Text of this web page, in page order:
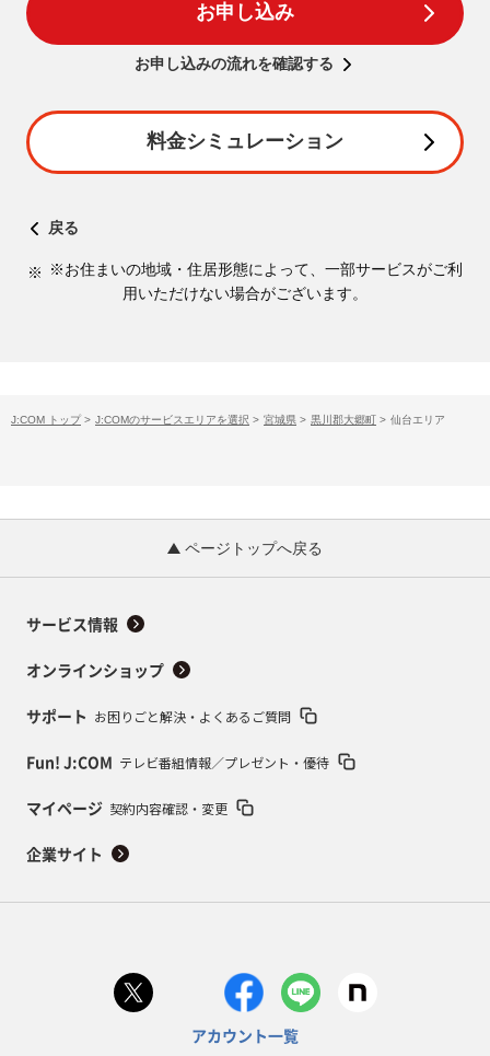
お申し込み
お申し込みの流れを確認する
料金シミュレーション
戻る
※お住まいの地域・住居形態によって、一部サービスがご利
用いただけない場合がございます。
J:COM トップ > J:COMのサービスエリアを選択 > 宮城県 > 黒川郡大郷町 > 仙台エリア
ページトップへ戻る
サービス情報
オンラインショップ
サポート お困りごと解決・よくあるご質問
Fun! J:COM テレビ番組情報／プレゼント・優待
マイページ 契約内容確認・変更
企業サイト
アカウント一覧